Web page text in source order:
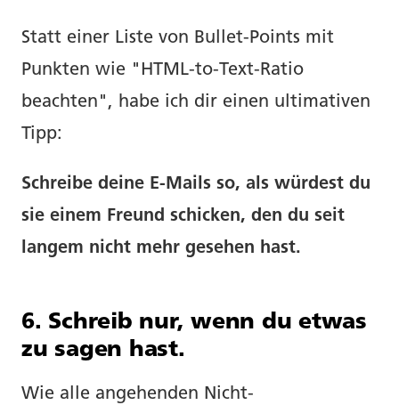
Statt einer Liste von Bullet-Points mit
Punkten wie "HTML-to-Text-Ratio
beachten", habe ich dir einen ultimativen
Tipp:
Schreibe deine E-Mails so, als würdest du
sie einem Freund schicken, den du seit
langem nicht mehr gesehen hast.
6. Schreib nur, wenn du etwas
zu sagen hast.
Wie alle angehenden Nicht-